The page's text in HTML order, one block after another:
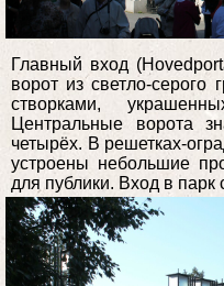
Главный вход
ворот из светло-серого
створками,
Центральные ворота
четырёх. В решетках-
устроены небольшие
для публики. Вход в парк